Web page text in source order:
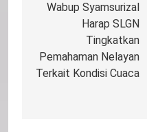
pos
Wabup Syamsurizal
Harap SLGN
Tingkatkan
Pemahaman Nelayan
Terkait Kondisi Cuaca